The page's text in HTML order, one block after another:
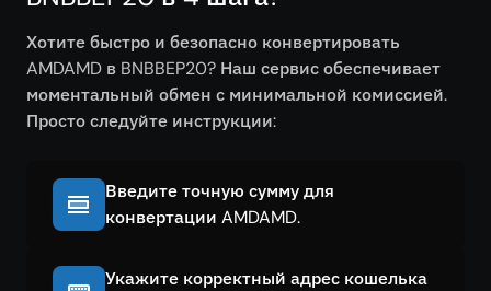
Хотите быстро и безопасно конвертировать
AMDAMD в BNBBEP20? Наш сервис обеспечивает
моментальный обмен с минимальной комиссией.
Просто следуйте инструкции:
Введите точную сумму для
конвертации AMDAMD.
Укажите корректный адрес кошелька